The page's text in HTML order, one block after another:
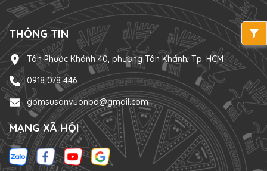
THÔNG TIN
Tân Phước Khánh 40, phường Tân Khánh, Tp. HCM
0918 078 446
gomsusanvuonbd@gmail.com
MẠNG XÃ HỘI